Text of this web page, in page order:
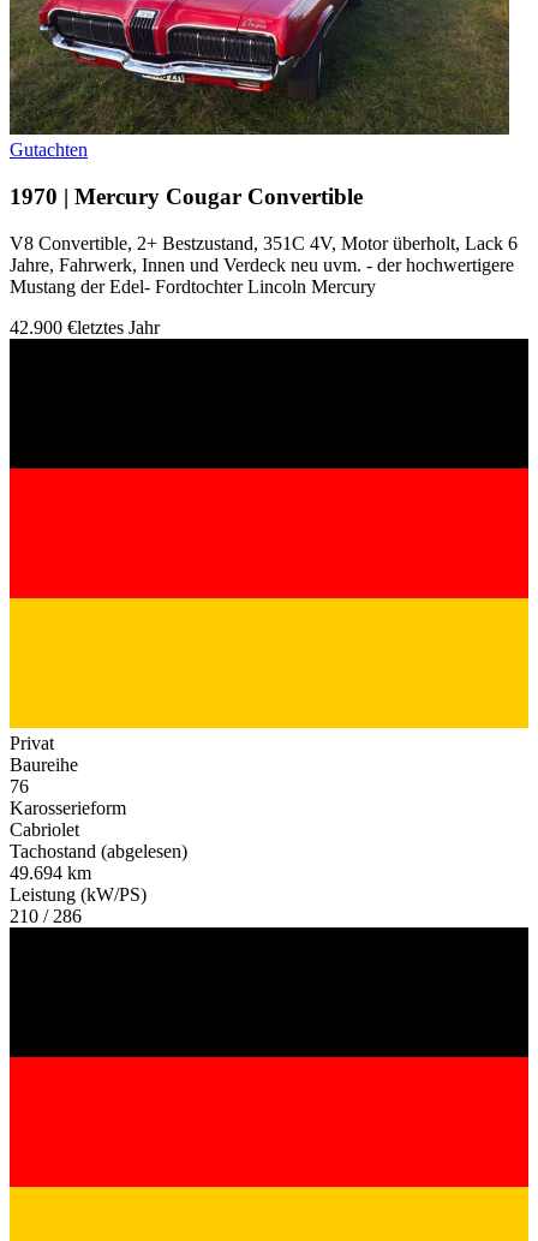
Gutachten
1970 | Mercury Cougar Convertible
V8 Convertible, 2+ Bestzustand, 351C 4V, Motor überholt, Lack 6
Jahre, Fahrwerk, Innen und Verdeck neu uvm. - der hochwertigere
Mustang der Edel- Fordtochter Lincoln Mercury
42.900 €letztes Jahr
Privat
Baureihe
76
Karosserieform
Cabriolet
Tachostand (abgelesen)
49.694 km
Leistung (kW/PS)
210 / 286